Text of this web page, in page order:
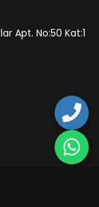
Apt. No:50 Kat:1